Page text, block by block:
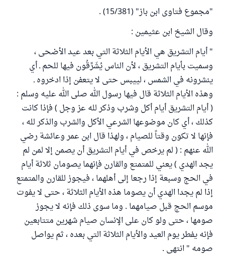
"مجموع فتاوى ابن باز" (15/381) .
وقال الشيخ ابن عثيمين :
" أيام التشريق هي الأيام الثلاثة التي بعد عيد الأضحى ،
وسميت بأيام التشريق ، لأن الناس يُشَرِّقُون فيها للحم ـ أي
ينشرونه في الشمس ، لييبس حتى لا يتعفن إذا ادخروه ـ
وهذه الأيام الثلاثة قال فيها رسول الله صلى الله عليه وسلم :
( أيام التشريق أيام أكل وشرب وذكر لله عز وجل ) فإذا كانت
كذلك ، أي كان موضوعها الشرعي الأكل والشرب والذكر لله ،
فإنها لا تكون وقتاً للصيام ، ولهذا قال ابن عمر وعائشة رضي
الله عنهم : ( لم يرخص في أيام التشريق أن يصمن إلا لمن لم
يجد الهدي ) يعني للمتمتع والقارن فإنهما يصومان ثلاثة أيام
في الحج وسبعة إذا رجعا إلى أهلهما ، فيجوز للقارن والمتمتع
إذا لم يجدا الهدي أن يصوما هذه الأيام الثلاثة ، حتى لا يفوت
موسم الحج قبل صيامهما . وما سوى ذلك فإنه لا يجوز
صومها ، حتى ولو كان على الإنسان صيام شهرين متتابعين
فإنه يفطر يوم العيد والأيام الثلاثة التي بعده ، ثم يواصل
صومه " انتهى .